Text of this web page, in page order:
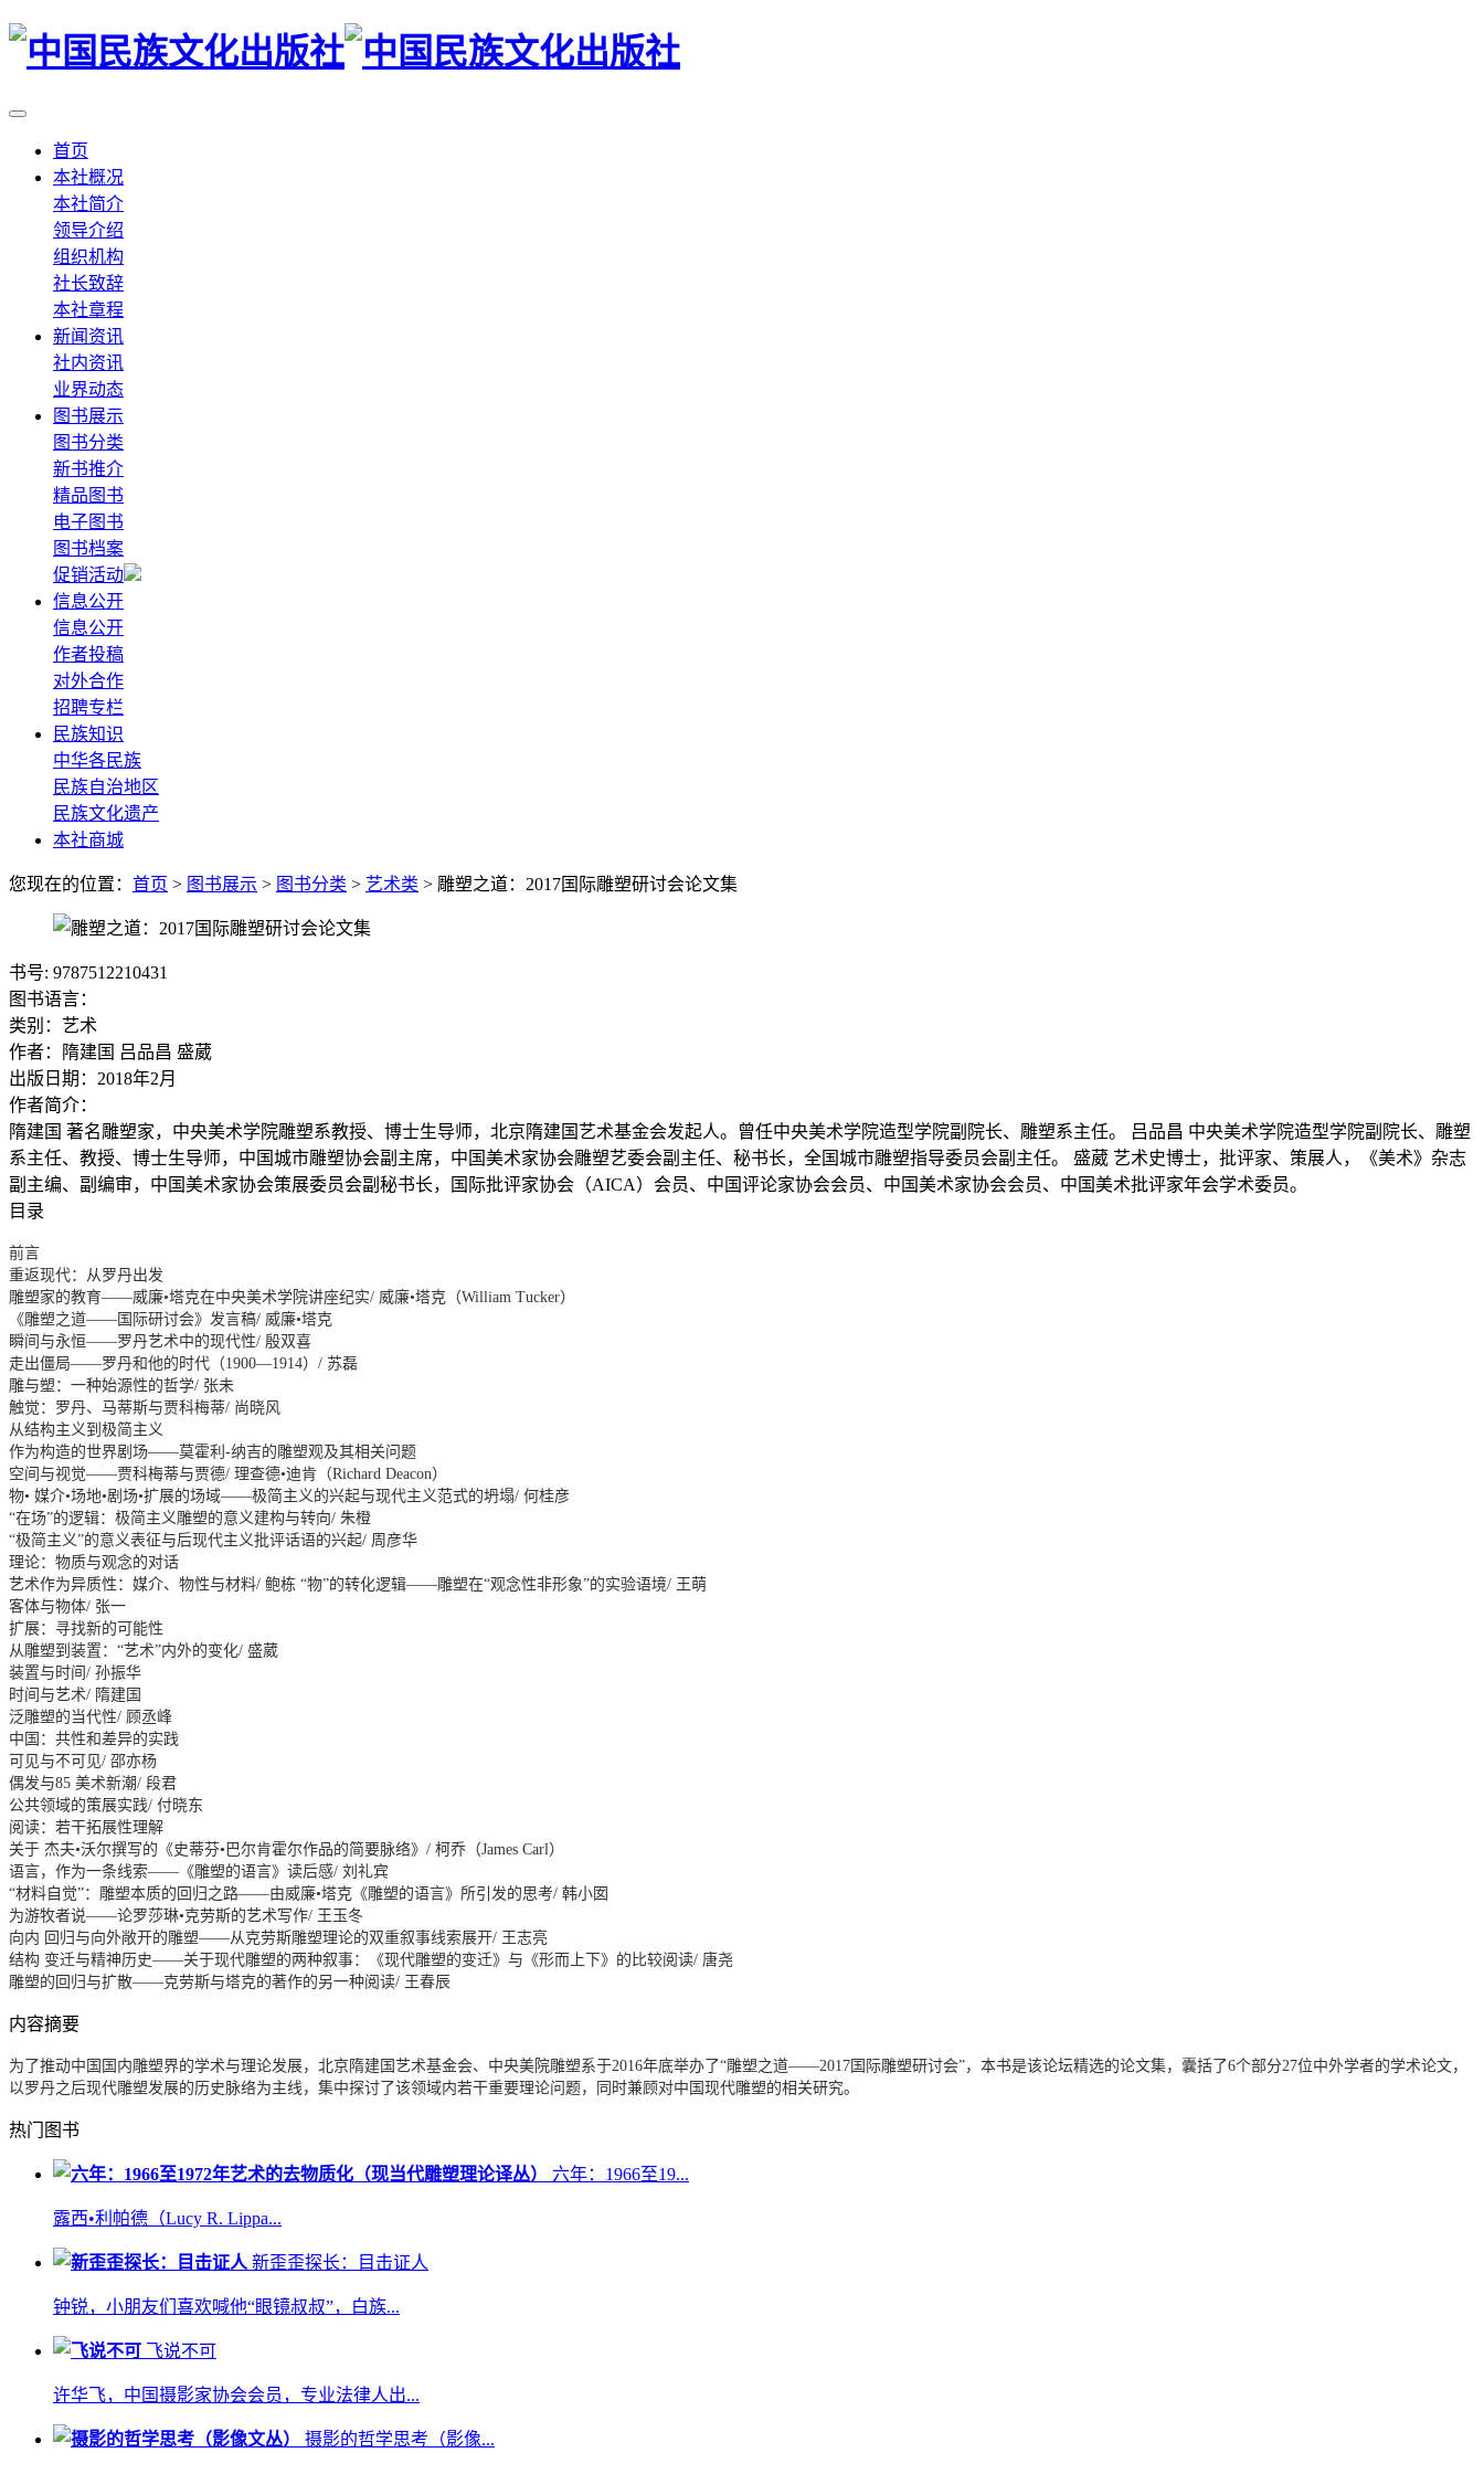
首页
本社概况
本社简介
领导介绍
组织机构
社长致辞
本社章程
新闻资讯
社内资讯
业界动态
图书展示
图书分类
新书推介
精品图书
电子图书
图书档案
促销活动
信息公开
信息公开
作者投稿
对外合作
招聘专栏
民族知识
中华各民族
民族自治地区
民族文化遗产
本社商城
您现在的位置： 首页 > 图书展示 > 图书分类 > 艺术类 > 雕塑之道：2017国际雕塑研讨会论文集
书号: 9787512210431
图书语言：
类别：艺术
作者：隋建国 吕品昌 盛葳
出版日期：2018年2月
作者简介：
隋建国 著名雕塑家，中央美术学院雕塑系教授、博士生导师，北京隋建国艺术基金会发起人。曾任中央美术学院造型学院副院长、雕塑系主任。 吕品昌 中央美术学院造型学院副院长、雕塑
系主任、教授、博士生导师，中国城市雕塑协会副主席，中国美术家协会雕塑艺委会副主任、秘书长，全国城市雕塑指导委员会副主任。 盛葳 艺术史博士，批评家、策展人，《美术》杂志
副主编、副编审，中国美术家协会策展委员会副秘书长，国际批评家协会（AICA）会员、中国评论家协会会员、中国美术家协会会员、中国美术批评家年会学术委员。
目录
前言
重返现代：从罗丹出发
雕塑家的教育——威廉•塔克在中央美术学院讲座纪实/ 威廉•塔克（William Tucker）
《雕塑之道——国际研讨会》发言稿/ 威廉•塔克
瞬间与永恒——罗丹艺术中的现代性/ 殷双喜
走出僵局——罗丹和他的时代（1900—1914）/ 苏磊
雕与塑：一种始源性的哲学/ 张未
触觉：罗丹、马蒂斯与贾科梅蒂/ 尚晓风
从结构主义到极简主义
作为构造的世界剧场——莫霍利-纳吉的雕塑观及其相关问题
空间与视觉——贾科梅蒂与贾德/ 理查德•迪肯（Richard Deacon）
物• 媒介•场地•剧场•扩展的场域——极简主义的兴起与现代主义范式的坍塌/ 何桂彦
“在场”的逻辑：极简主义雕塑的意义建构与转向/ 朱橙
“极简主义”的意义表征与后现代主义批评话语的兴起/ 周彦华
理论：物质与观念的对话
艺术作为异质性：媒介、物性与材料/ 鲍栋 “物”的转化逻辑——雕塑在“观念性非形象”的实验语境/ 王萌
客体与物体/ 张一
扩展：寻找新的可能性
从雕塑到装置：“艺术”内外的变化/ 盛葳
装置与时间/ 孙振华
时间与艺术/ 隋建国
泛雕塑的当代性/ 顾丞峰
中国：共性和差异的实践
可见与不可见/ 邵亦杨
偶发与85 美术新潮/ 段君
公共领域的策展实践/ 付晓东
阅读：若干拓展性理解
关于 杰夫•沃尔撰写的《史蒂芬•巴尔肯霍尔作品的简要脉络》/ 柯乔（James Carl）
语言，作为一条线索——《雕塑的语言》读后感/ 刘礼宾
“材料自觉”：雕塑本质的回归之路——由威廉•塔克《雕塑的语言》所引发的思考/ 韩小囡
为游牧者说——论罗莎琳•克劳斯的艺术写作/ 王玉冬
向内 回归与向外敞开的雕塑——从克劳斯雕塑理论的双重叙事线索展开/ 王志亮
结构 变迁与精神历史——关于现代雕塑的两种叙事：《现代雕塑的变迁》与《形而上下》的比较阅读/ 唐尧
雕塑的回归与扩散——克劳斯与塔克的著作的另一种阅读/ 王春辰
内容摘要
为了推动中国国内雕塑界的学术与理论发展，北京隋建国艺术基金会、中央美院雕塑系于2016年底举办了“雕塑之道——2017国际雕塑研讨会”，本书是该论坛精选的论文集，囊括了6个部分27位中外学者的学术论文，
以罗丹之后现代雕塑发展的历史脉络为主线，集中探讨了该领域内若干重要理论问题，同时兼顾对中国现代雕塑的相关研究。
热门图书
六年：1966至19...
露西•利帕德（Lucy R. Lippa...
新歪歪探长：目击证人
钟锐，小朋友们喜欢喊他“眼镜叔叔”，白族...
飞说不可
许华飞，中国摄影家协会会员，专业法律人出...
摄影的哲学思考（影像...